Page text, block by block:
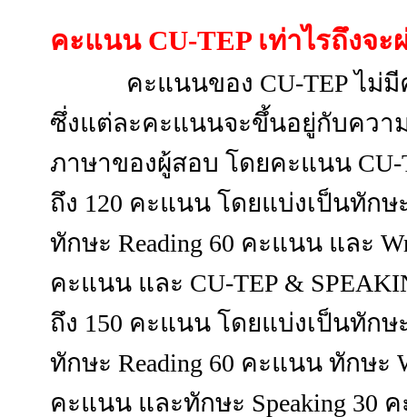
คะแนน CU-TEP เท่าไรถึงจ
คะแนนของ CU-TEP ไม่มี
ซึ่งแต่ละคะแนนจะขึ้นอยู่กับควา
ภาษาของผู้สอบ โดยคะแนน CU-
ถึง 120 คะแนน โดยแบ่งเป็นทักษ
ทักษะ Reading 60 คะแนน และ
คะแนน และ CU-TEP &
ถึง 150 คะแนน โดยแบ่งเป็นทักษ
ทักษะ Reading 60 คะแนน ทักษะ
คะแนน และทักษะ Speaking 30